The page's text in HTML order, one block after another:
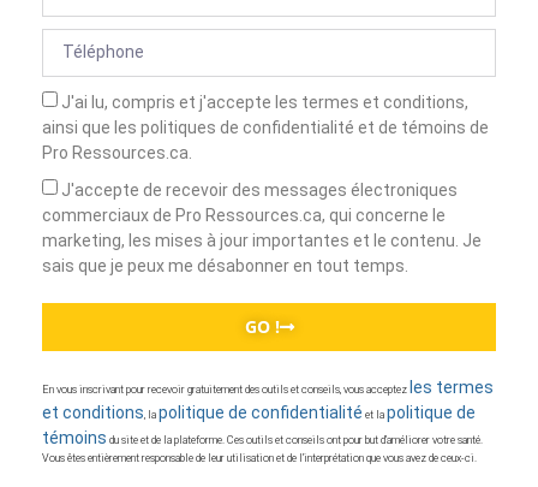
J'ai lu, compris et j'accepte les termes et conditions,
ainsi que les politiques de confidentialité et de témoins de
Pro Ressources.ca.
J'accepte de recevoir des messages électroniques
commerciaux de Pro Ressources.ca, qui concerne le
marketing, les mises à jour importantes et le contenu. Je
sais que je peux me désabonner en tout temps.
GO !
En vous inscrivant pour recevoir gratuitement des outils et conseils, vous acceptez les termes
et conditions , la politique de confidentialité et la politique de
témoins du site et de la plateforme. Ces outils et conseils ont pour but d’améliorer votre santé.
Vous êtes entièrement responsable de leur utilisation et de l’interprétation que vous avez de ceux-ci.